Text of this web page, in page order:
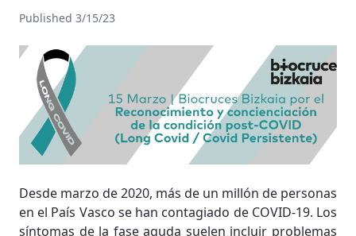
Published 3/15/23
Desde marzo de 2020, más de un millón de personas
en el País Vasco se han contagiado de COVID-19. Los
síntomas de la fase aguda suelen incluir problemas